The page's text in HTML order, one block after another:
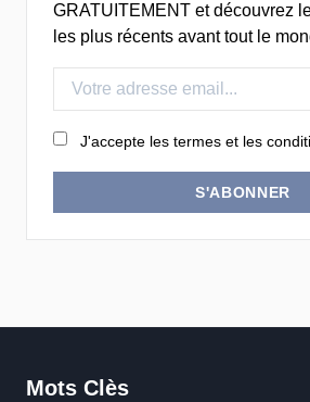
GRATUITEMENT et découvrez
les plus récents avant tout le
J'accepte les termes et les
S'ABONNER
Mots Clès